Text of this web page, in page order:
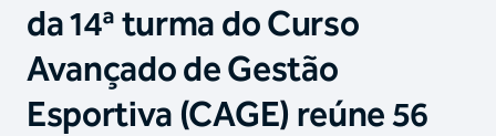
da 14ª turma do Curso
Avançado de Gestão
Esportiva (CAGE) reúne 56